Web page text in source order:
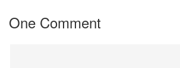
One Comment